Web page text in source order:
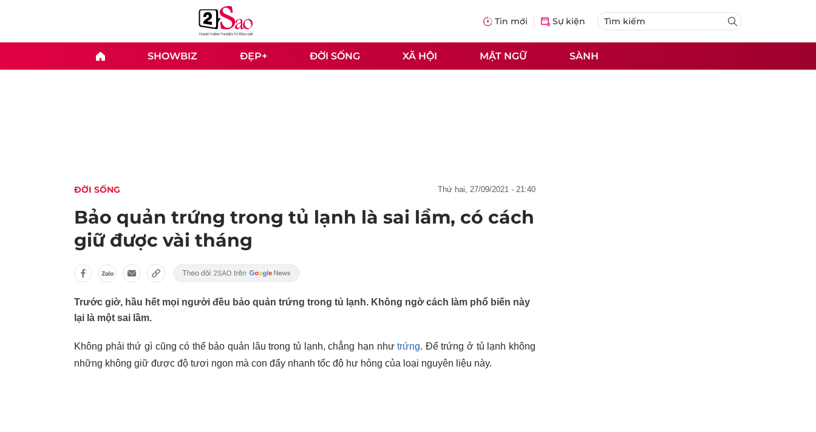
Tin mới Sự kiện
SHOWBIZ ĐẸP+ ĐỜI SỐNG XÃ HỘI MẬT NGỮ SÀNH
ĐỜI SỐNG thứ hai, 27/09/2021 - 21:40
Bảo quản trứng trong tủ lạnh là sai lầm, có cách
giữ được vài tháng
Trước giờ, hầu hết mọi người đều bảo quản trứng trong tủ lạnh. Không ngờ cách làm phổ biến này
lại là một sai lầm.
Không phải thứ gì cũng có thể bảo quản lâu trong tủ lạnh, chẳng hạn nhưtrứng. Để trứng ở tủ lạnh không
những không giữ được độ tươi ngon mà con đẩy nhanh tốc độ hư hỏng của loại nguyên liệu này.